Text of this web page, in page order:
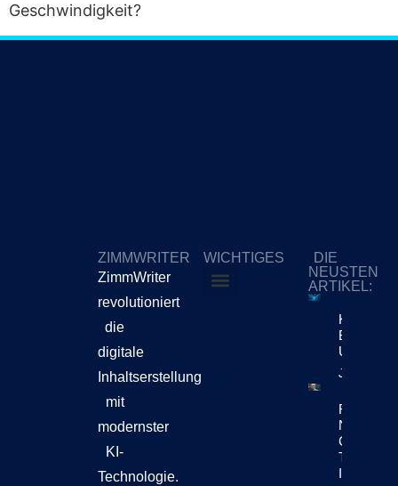
Geschwindigkeit?
ZIMMWRITER
ZimmWriter
revolutioniert
die
digitale
Inhaltserstellung
mit
modernster
KI-
Technologie.
WICHTIGES
DIE
NEUSTEN
ARTIKEL:
KI-
Bewegt
Jetzt
Reuters
News
Chatbots
Teil Der